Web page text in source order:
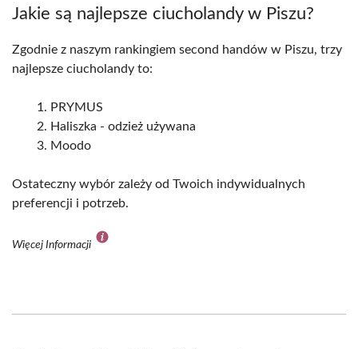
Jakie są najlepsze ciucholandy w Piszu?
Zgodnie z naszym rankingiem second handów w Piszu, trzy
najlepsze ciucholandy to:
PRYMUS
Haliszka - odzież używana
Moodo
Ostateczny wybór zależy od Twoich indywidualnych
preferencji i potrzeb.
Więcej Informacji